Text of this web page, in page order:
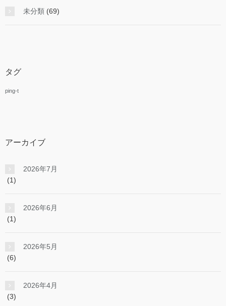
未分類 (69)
タグ
ping-t
アーカイブ
2026年7月
(1)
2026年6月
(1)
2026年5月
(6)
2026年4月
(3)